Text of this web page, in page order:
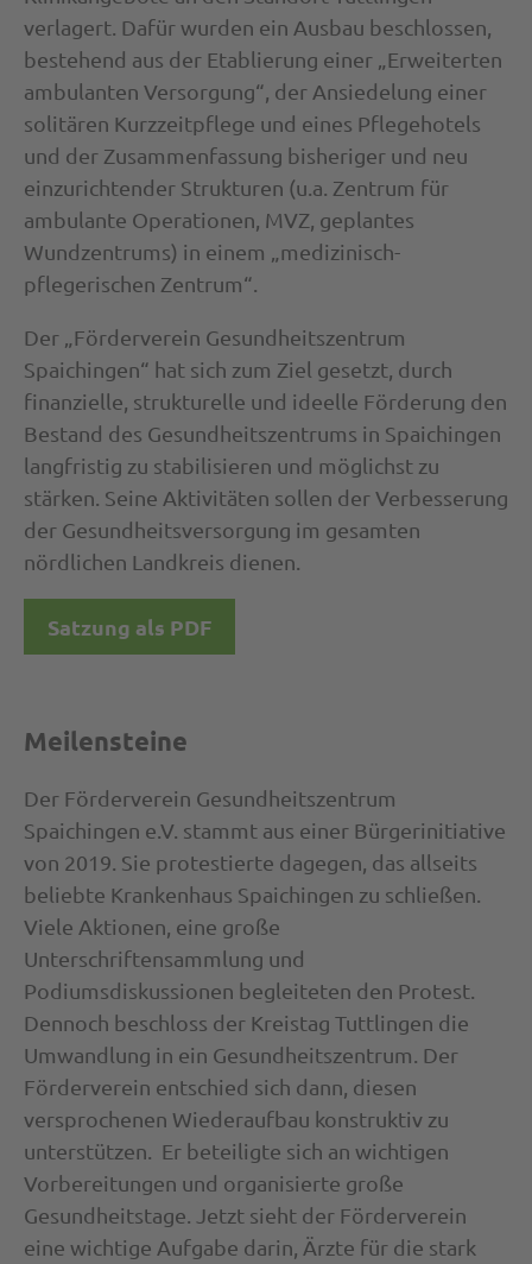
verlagert. Dafür wurden ein Ausbau beschlossen,
bestehend aus der Etablierung einer „Erweiterten
ambulanten Versorgung“, der Ansiedelung einer
solitären Kurzzeitpflege und eines Pflegehotels
und der Zusammenfassung bisheriger und neu
einzurichtender Strukturen (u.a. Zentrum für
ambulante Operationen, MVZ, geplantes
Wundzentrums) in einem „medizinisch-
pflegerischen Zentrum“.
Der „Förderverein Gesundheitszentrum
Spaichingen“ hat sich zum Ziel gesetzt, durch
finanzielle, strukturelle und ideelle Förderung den
Bestand des Gesundheitszentrums in Spaichingen
langfristig zu stabilisieren und möglichst zu
stärken. Seine Aktivitäten sollen der Verbesserung
der Gesundheitsversorgung im gesamten
nördlichen Landkreis dienen.
Satzung als PDF
Meilensteine
Der Förderverein Gesundheitszentrum
Spaichingen e.V. stammt aus einer Bürgerinitiative
von 2019. Sie protestierte dagegen, das allseits
beliebte Krankenhaus Spaichingen zu schließen.
Viele Aktionen, eine große
Unterschriftensammlung und
Podiumsdiskussionen begleiteten den Protest.
Dennoch beschloss der Kreistag Tuttlingen die
Umwandlung in ein Gesundheitszentrum. Der
Förderverein entschied sich dann, diesen
versprochenen Wiederaufbau konstruktiv zu
unterstützen. Er beteiligte sich an wichtigen
Vorbereitungen und organisierte große
Gesundheitstage. Jetzt sieht der Förderverein
eine wichtige Aufgabe darin, Ärzte für die stark